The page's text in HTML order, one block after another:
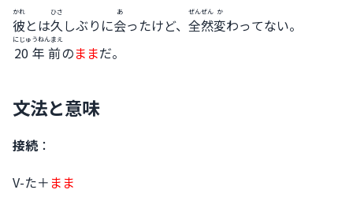
彼
かれ
とは久
ひさ
しぶりに会
あ
ったけど、 全然
ぜんぜん
変
か
わってない。
20年前
にじゅうねんまえ
のままだ。
文法と意味
接続：
V-た＋ まま